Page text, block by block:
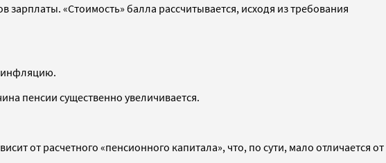
«Стоимость» балла рассчитывается, исходя из требования
инфляцию.
пенсии существенно увеличивается.
от расчетного «пенсионного капитала», что, по сути, мало отличается от